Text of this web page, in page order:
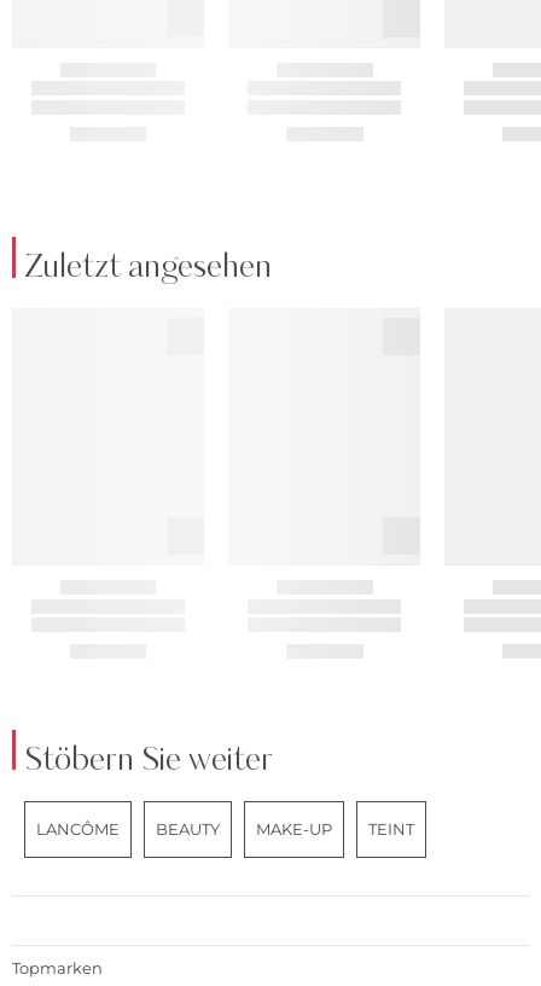
Zuletzt angesehen
Stöbern Sie weiter
LANCÔME BEAUTY MAKE-UP TEINT
Topmarken